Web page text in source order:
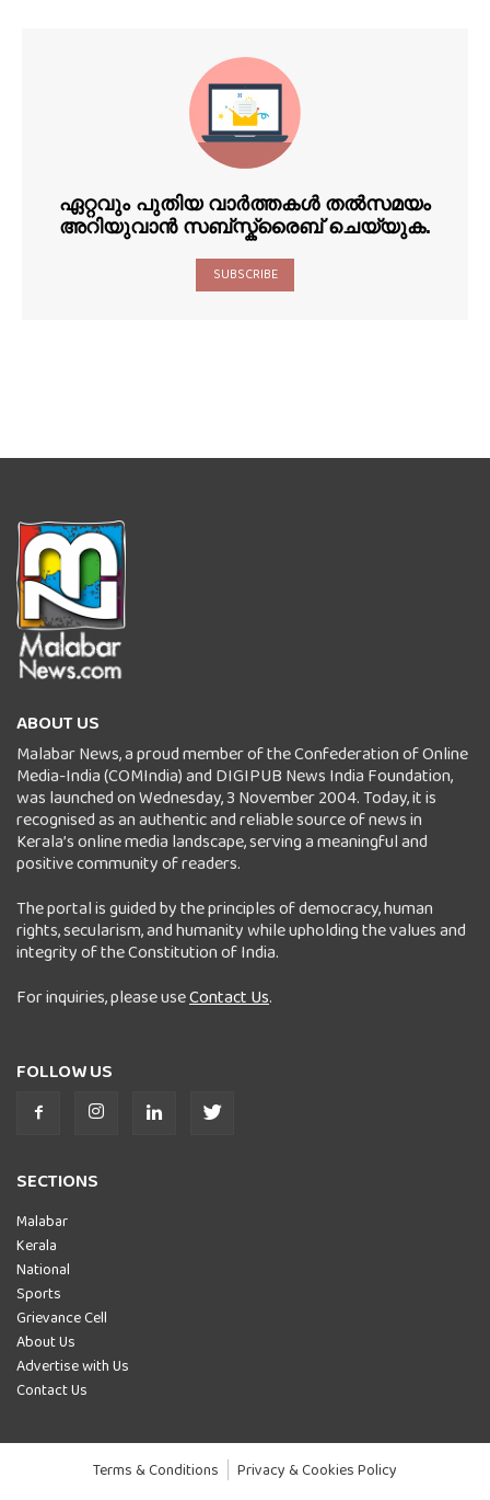
ഏറ്റവും പുതിയ വാർത്തകൾ തൽസമയം
അറിയുവാൻ സബ്സ്ക്രൈബ് ചെയ്യുക.
SUBSCRIBE
ABOUT US
Malabar News, a proud member of the Confederation of Online
Media-India (COMIndia) and DIGIPUB News India Foundation,
was launched on Wednesday, 3 November 2004. Today, it is
recognised as an authentic and reliable source of news in
Kerala’s online media landscape, serving a meaningful and
positive community of readers.
The portal is guided by the principles of democracy, human
rights, secularism, and humanity while upholding the values and
integrity of the Constitution of India.
For inquiries, please useContact Us.
FOLLOW US
SECTIONS
Malabar
Kerala
National
Sports
Grievance Cell
About Us
Advertise with Us
Contact Us
Terms & Conditions
Privacy & Cookies Policy